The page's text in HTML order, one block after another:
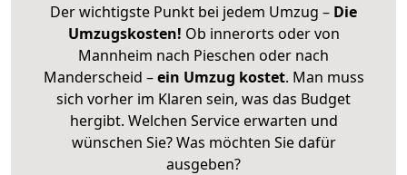
Der wichtigste Punkt bei jedem Umzug – Die
Umzugskosten! Ob innerorts oder von
Mannheim nach Pieschen oder nach
Manderscheid –ein Umzug kostet. Man muss
sich vorher im Klaren sein, was das Budget
hergibt. Welchen Service erwarten und
wünschen Sie? Was möchten Sie dafür
ausgeben?